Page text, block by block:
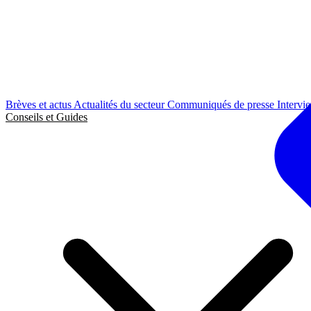
Brèves et actus Actualités du secteurCommuniqués de presse
Conseils et Guides